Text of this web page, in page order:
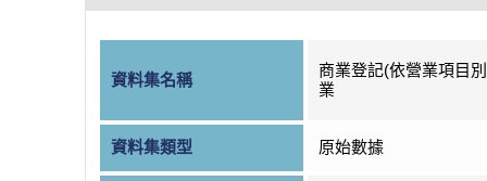
資料集名稱
商業登記(依營業項目
業
資料集類型 原始數據